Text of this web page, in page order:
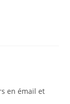
en émail et